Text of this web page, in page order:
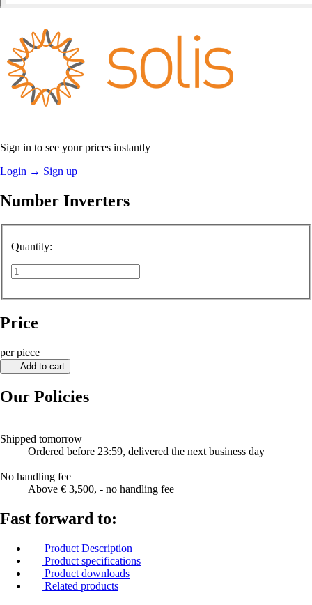
Sign in to see your prices instantly
Login → Sign up
Number Inverters
Quantity:
Price
per piece
Add to cart
Our Policies
Shipped tomorrow
Ordered before 23:59, delivered the next business day
No handling fee
Above € 3,500, - no handling fee
Fast forward to:
Product Description
Product specifications
Product downloads
Related products